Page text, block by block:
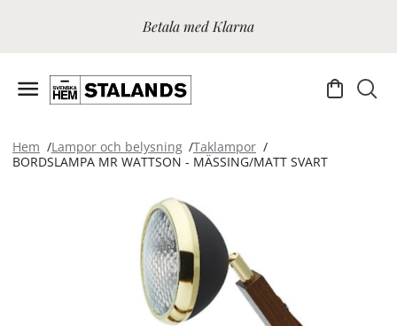
Betala med Klarna
Hem Lampor och belysning
Taklampor
BORDSLAMPA MR WATTSON - MÄSSING/MATT SVART